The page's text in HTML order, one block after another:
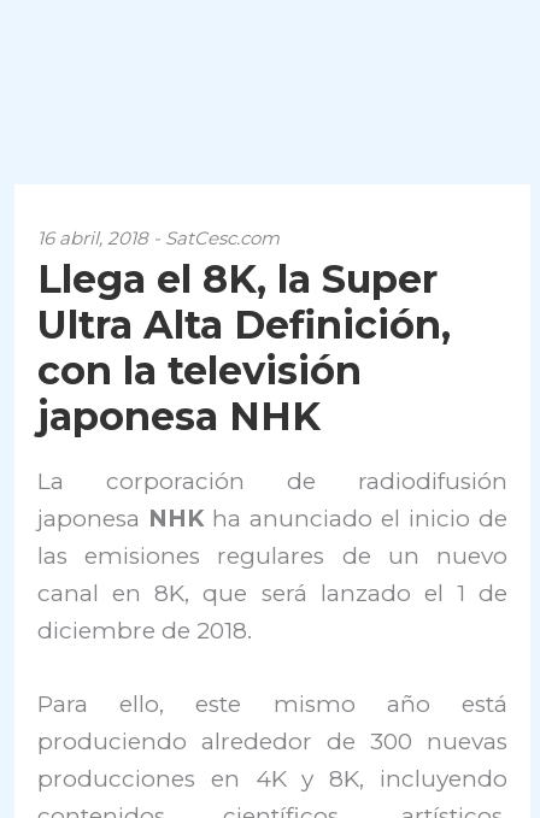
16 abril, 2018 - SatCesc.com
Llega el 8K, la Super
Ultra Alta Definición,
con la televisión
japonesa NHK
La corporación de radiodifusión
japonesa NHKha anunciado el inicio de
las emisiones regulares de un nuevo
canal en 8K, que será lanzado el 1 de
diciembre de 2018.
Para ello, este mismo año está
produciendo alrededor de 300 nuevas
producciones en 4K y 8K, incluyendo